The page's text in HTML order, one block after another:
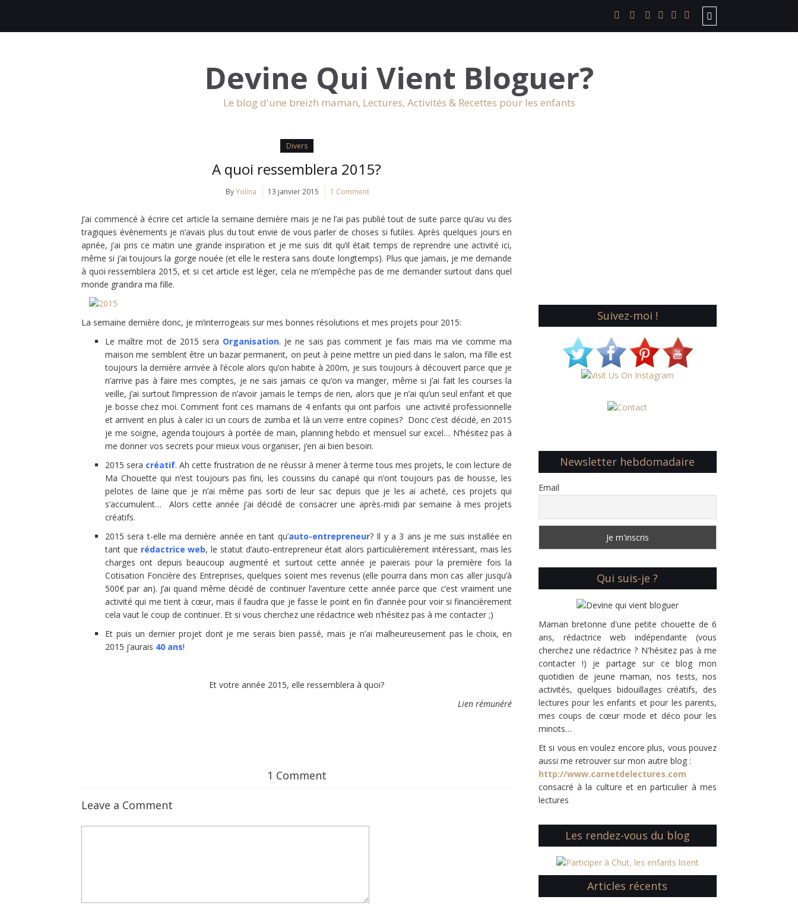
Devine Qui Vient Bloguer?
Le blog d'une breizh maman, Lectures, Activités & Recettes pour les enfants
Divers
A quoi ressemblera 2015?
ByYolina 13 janvier 2015 1 Comment
J’ai commencé à écrire cet article la semaine dernière mais je ne l’ai pas publié tout de suite parce qu’au vu des
tragiques évènements je n’avais plus du tout envie de vous parler de choses si futiles. Après quelques jours en
apnée, j’ai pris ce matin une grande inspiration et je me suis dit qu’il était temps de reprendre une activité ici,
même si j’ai toujours la gorge nouée (et elle le restera sans doute longtemps). Plus que jamais, je me demande
à quoi ressemblera 2015, et si cet article est léger, cela ne m’empêche pas de me demander surtout dans quel
monde grandira ma fille.
La semaine dernière donc, je m’interrogeais sur mes bonnes résolutions et mes projets pour 2015:
Le maître mot de 2015 sera Organisation. Je ne sais pas comment je fais mais ma vie comme ma
maison me semblent être un bazar permanent, on peut à peine mettre un pied dans le salon, ma fille est
toujours la dernière arrivée à l’école alors qu’on habite à 200m, je suis toujours à découvert parce que je
n’arrive pas à faire mes comptes, je ne sais jamais ce qu’on va manger, même si j’ai fait les courses la
veille, j’ai surtout l’impression de n’avoir jamais le temps de rien, alors que je n’ai qu’un seul enfant et que
je bosse chez moi. Comment font ces mamans de 4 enfants qui ont parfois une activité professionnelle
et arrivent en plus à caler ici un cours de zumba et là un verre entre copines? Donc c’est décidé, en 2015
je me soigne, agenda toujours à portée de main, planning hebdo et mensuel sur excel… N’hésitez pas à
me donner vos secrets pour mieux vous organiser, j’en ai bien besoin.
2015 sera créatif. Ah cette frustration de ne réussir à mener à terme tous mes projets, le coin lecture de
Ma Chouette qui n’est toujours pas fini, les coussins du canapé qui n’ont toujours pas de housse, les
pelotes de laine que je n’ai même pas sorti de leur sac depuis que je les ai acheté, ces projets qui
s’accumulent… Alors cette année j’ai décidé de consacrer une après-midi par semaine à mes projets
créatifs.
2015 sera t-elle ma dernière année en tant qu’auto-entrepreneur? Il y a 3 ans je me suis installée en
tant que rédactrice web, le statut d’auto-entrepreneur était alors particulièrement intéressant, mais les
charges ont depuis beaucoup augmenté et surtout cette année je paierais pour la première fois la
Cotisation Foncière des Entreprises, quelques soient mes revenus (elle pourra dans mon cas aller jusqu’à
500€ par an). J’ai quand même décidé de continuer l’aventure cette année parce que c’est vraiment une
activité qui me tient à cœur, mais il faudra que je fasse le point en fin d’année pour voir si financièrement
cela vaut le coup de continuer. Et si vous cherchez une rédactrice web n’hésitez pas à me contacter ;)
Et puis un dernier projet dont je me serais bien passé, mais je n’ai malheureusement pas le choix, en
2015 j’aurais 40 ans!
Et votre année 2015, elle ressemblera à quoi?
Lien rémunéré
1 Comment
Leave a Comment
Suivez-moi !
Newsletter hebdomadaire
Email
Qui suis-je ?
Maman bretonne d'une petite chouette de 6
ans, rédactrice web indépendante (vous
cherchez une rédactrice ? N'hésitez pas à me
contacter !) je partage sur ce blog mon
quotidien de jeune maman, nos tests, nos
activités, quelques bidouillages créatifs, des
lectures pour les enfants et pour les parents,
mes coups de cœur mode et déco pour les
minots…
Et si vous en voulez encore plus, vous pouvez
aussi me retrouver sur mon autre blog :
http://www.carnetdelectures.com
consacré à la culture et en particulier à mes
lectures
Les rendez-vous du blog
Articles récents